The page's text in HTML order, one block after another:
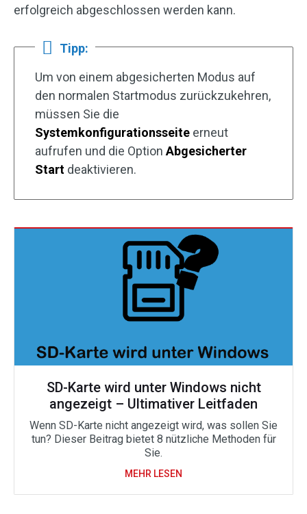
erfolgreich abgeschlossen werden kann.
Tipp:
Um von einem abgesicherten Modus auf
den normalen Startmodus zurückzukehren,
müssen Sie die
Systemkonfigurationsseite erneut
aufrufen und die Option Abgesicherter
Start deaktivieren.
SD-Karte wird unter Windows nicht
angezeigt – Ultimativer Leitfaden
Wenn SD-Karte nicht angezeigt wird, was sollen Sie
tun? Dieser Beitrag bietet 8 nützliche Methoden für
Sie.
MEHR LESEN